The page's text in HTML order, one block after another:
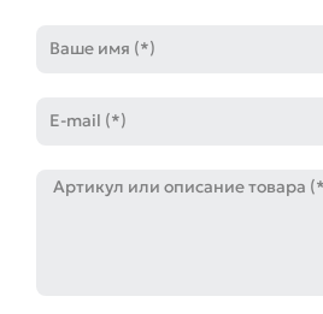
mail
Артикул